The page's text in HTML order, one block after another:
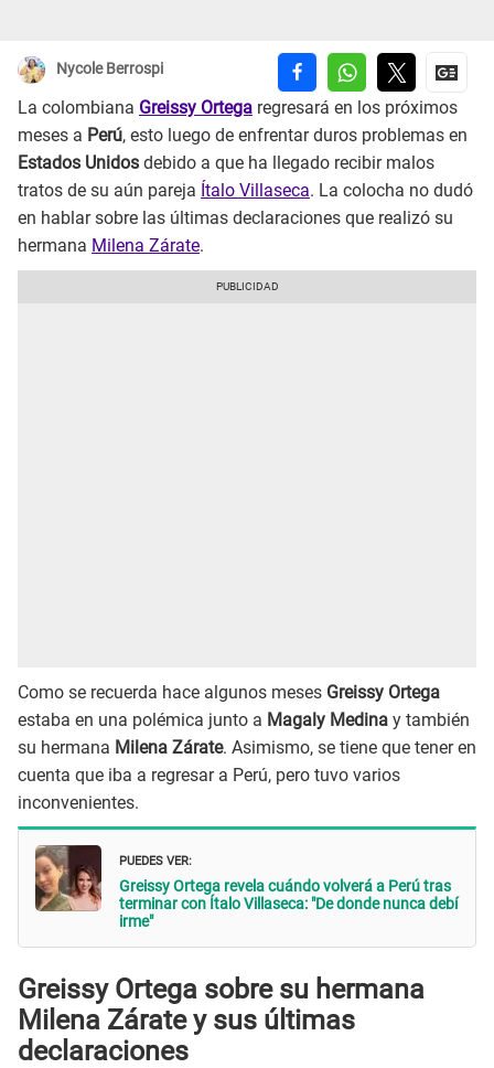
Nycole Berrospi
La colombiana Greissy Ortega regresará en los próximos
meses a Perú, esto luego de enfrentar duros problemas en
Estados Unidos debido a que ha llegado recibir malos
tratos de su aún pareja Ítalo Villaseca. La colocha no dudó
en hablar sobre las últimas declaraciones que realizó su
hermana Milena Zárate.
Como se recuerda hace algunos meses Greissy Ortega
estaba en una polémica junto a Magaly Medina y también
su hermana Milena Zárate. Asimismo, se tiene que tener en
cuenta que iba a regresar a Perú, pero tuvo varios
inconvenientes.
PUEDES VER:
Greissy Ortega revela cuándo volverá a Perú tras
terminar con Ítalo Villaseca: "De donde nunca debí
irme"
Greissy Ortega sobre su hermana
Milena Zárate y sus últimas
declaraciones